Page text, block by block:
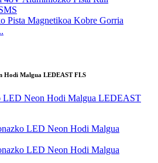
Pista Magnetikoa Kobre Gorria
Hodi Malgua LEDEAST FLS